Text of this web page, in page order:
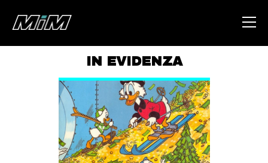
ABOUT
AREA
DEGENERAZIONE
IN EVIDENZA